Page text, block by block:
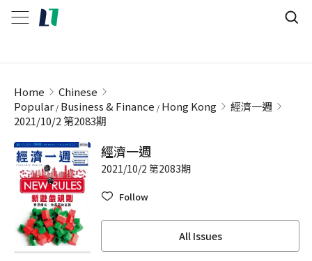
Home
Chinese
Popular Business & Finance Hong Kong
經濟一週
2021/10/2 第2083期
經濟一週
2021/10/2 第2083期
Follow
All Issues